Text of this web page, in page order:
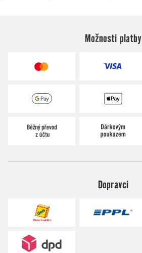
Možnosti platby
Dopravci